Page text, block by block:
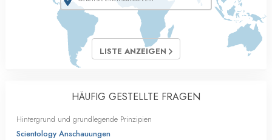
LISTE ANZEIGEN
HÄUFIG GESTELLTE FRAGEN
Hintergrund und grundlegende Prinzipien
Scientology Anschauungen